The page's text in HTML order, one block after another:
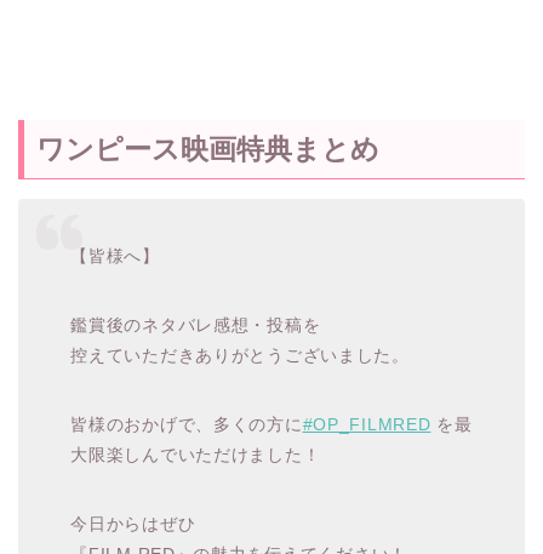
ワンピース映画特典まとめ
【皆様へ】
鑑賞後のネタバレ感想・投稿を
控えていただきありがとうございました。
皆様のおかげで、多くの方に#OP_FILMRED を最
大限楽しんでいただけました！
今日からはぜひ